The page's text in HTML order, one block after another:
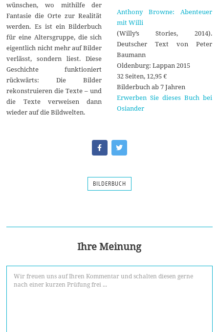
wünschen, wo mithilfe der
Fantasie die Orte zur Realität
werden. Es ist ein Bilderbuch
für eine Altersgruppe, die sich
eigentlich nicht mehr auf Bilder
verlässt, sondern liest. Diese
Geschichte funktioniert
rückwärts: Die Bilder
rekonstruieren die Texte – und
die Texte verweisen dann
wieder auf die Bildwelten.
Anthony Browne: Abenteuer
mit Willi
(Willy’s Stories, 2014).
Deutscher Text von Peter
Baumann
Oldenburg: Lappan 2015
32 Seiten, 12,95 €
Bilderbuch ab 7 Jahren
Erwerben Sie dieses Buch bei
Osiander
BILDERBUCH
Ihre Meinung